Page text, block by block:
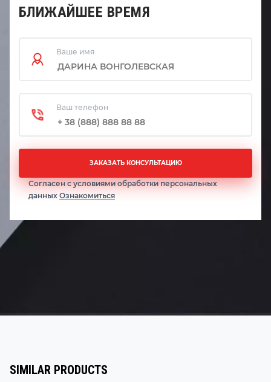
БЛИЖАЙШЕЕ ВРЕМЯ
Ваше имя
Ваш телефон
ЗАКАЗАТЬ КОНСУЛЬТАЦИЮ
Согласен с условиями обработки персональных
данных Ознакомиться
SIMILAR PRODUCTS